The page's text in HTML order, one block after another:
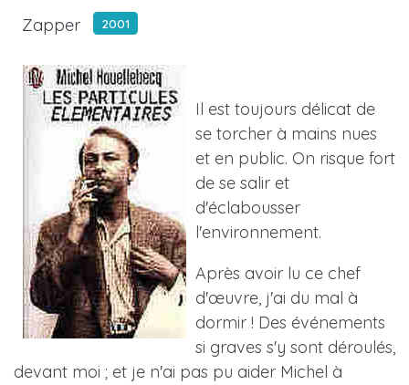
Zapper 2001
Il est toujours délicat de
se torcher à mains nues
et en public. On risque fort
de se salir et
d'éclabousser
l'environnement.
Après avoir lu ce chef
d'œuvre, j'ai du mal à
dormir ! Des événements
si graves s'y sont déroulés,
devant moi ; et je n'ai pas pu aider Michel à